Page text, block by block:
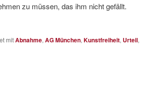
zu müssen, das ihm nicht gefällt.
mitAbnahme, AG München, Kunstfreiheit, Urteil,